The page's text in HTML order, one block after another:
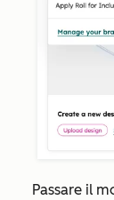
Passare il